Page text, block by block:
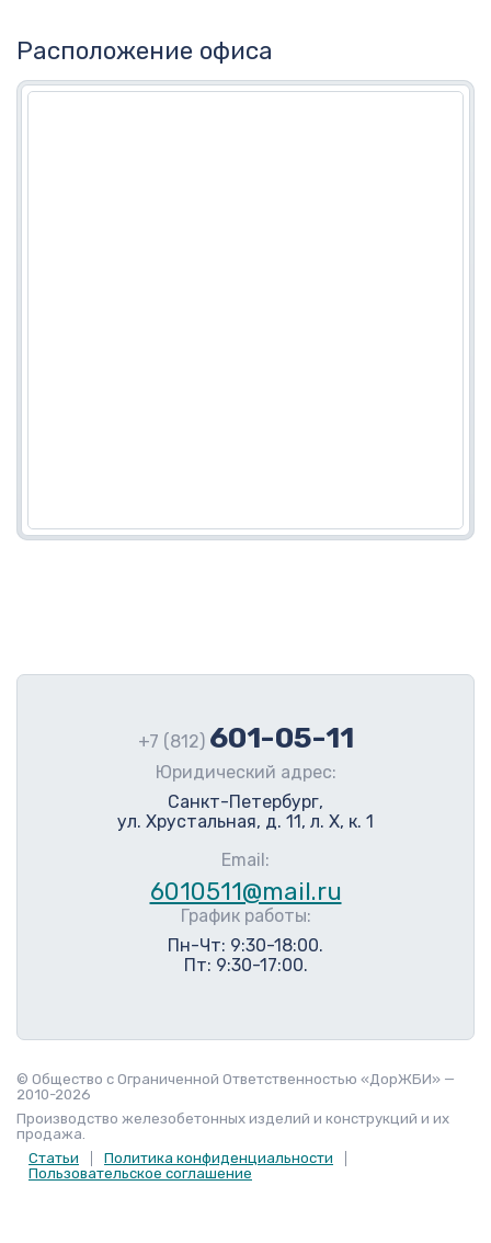
Расположение офиса
+7 (812) 601-05-11
Юридический адрес:
Санкт-Петербург,
ул. Хрустальная, д. 11, л. Х, к. 1
Email:
6010511@mail.ru
График работы:
Пн-Чт: 9:30-18:00.
Пт: 9:30-17:00.
© Общество с Ограниченной Ответственностью «ДорЖБИ» —
2010-2026
Производство железобетонных изделий и конструкций и их
продажа.
Статьи
Политика конфиденциальности
Пользовательское соглашение